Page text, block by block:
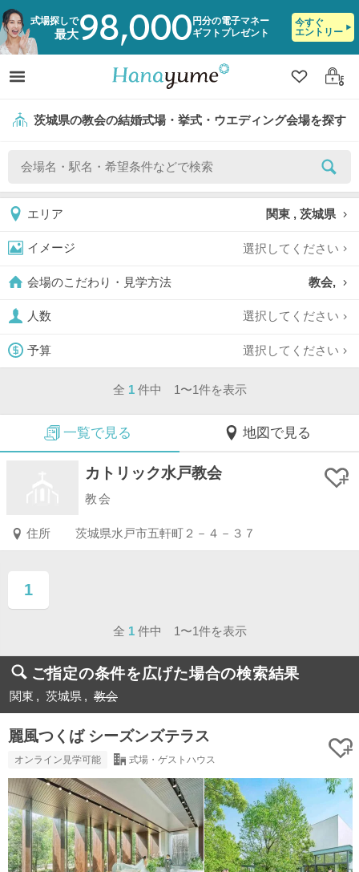
式場探しで
最大98,000 円分の電子マネー
ギフトプレゼント
今すぐ
エントリー
クリップ
ログ
茨城県の教会の結婚式場・挙式・ウエディング会場を探す
エリア 関東 , 茨城県
イメージ 選択してください
会場のこだわり・見学方法 教会,
人数 選択してください
予算 選択してください
全 1 件中 1〜1件を表示
一覧で見る 地図で見る
カトリック水戸教会
教会
住所 茨城県水戸市五軒町２－４－３７
1
ページ目
全 1 件中 1〜1件を表示
ご指定の条件を広げた場合の検索結果
関東 茨城県 教会
麗風つくば シーズンズテラス
オンライン見学可能 式場・ゲストハウス